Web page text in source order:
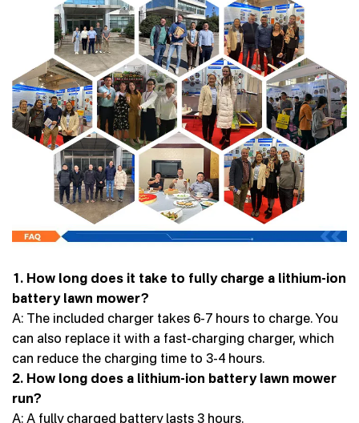
1. How long does it take to fully charge a lithium-ion
battery lawn mower?
A: The included charger takes 6-7 hours to charge. You
can also replace it with a fast-charging charger, which
can reduce the charging time to 3-4 hours.
2. How long does a lithium-ion battery lawn mower
run?
A: A fully charged battery lasts 3 hours.